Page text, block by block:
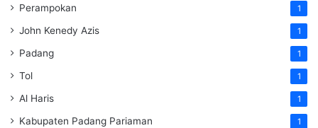
Perampokan 1
John Kenedy Azis 1
Padang 1
Tol 1
Al Haris 1
Kabupaten Padang Pariaman 1